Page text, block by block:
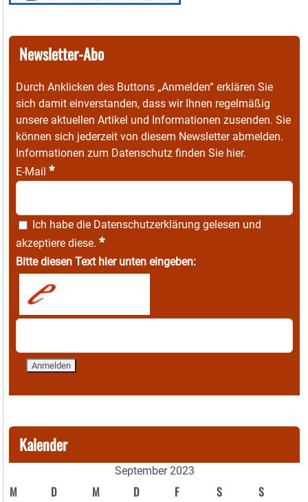
Newsletter-Abo
Durch Anklicken des Buttons „Anmelden“ erklären Sie
sich damit einverstanden, dass wir Ihnen regelmäßig
unsere aktuellen Artikel und Informationen zusenden. Sie
können sich jederzeit von diesem Newsletter abmelden.
Informationen zum Datenschutz finden Sie hier.
E-Mail *
Ich habe die Datenschutzerklärung gelesen und
akzeptiere diese. *
Bitte diesen Text hier unten eingeben:
Kalender
September 2023
M D M D F S S